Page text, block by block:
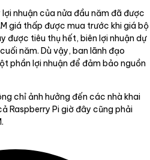
nhuận của nửa đầu năm đã được
giá thấp được mua trước khi giá bộ
được tiêu thụ hết, biên lợi nhuận dự
năm. Dù vậy, ban lãnh đạo
phần lợi nhuận để đảm bảo nguồn
chỉ ảnh hưởng đến các nhà khai
Raspberry Pi giờ đây cũng phải